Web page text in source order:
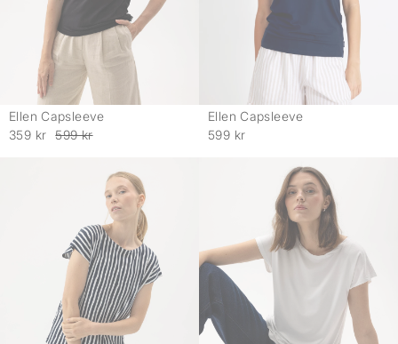
Ellen Capsleeve
359 kr
599 kr
Ellen Capsleeve
599 kr